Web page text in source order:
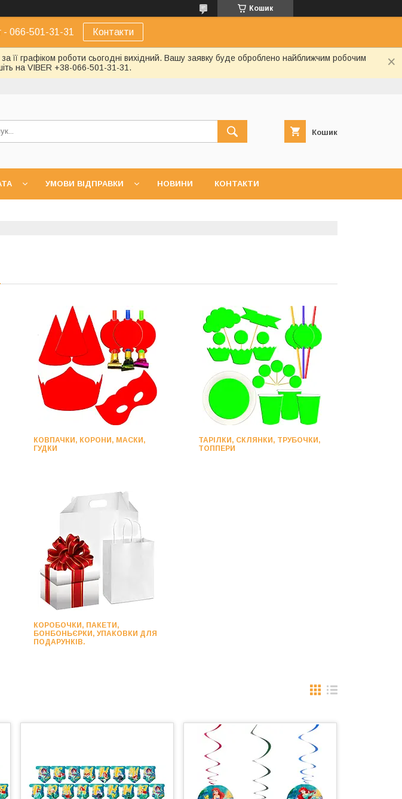
Кошик
- 066-501-31-31 Контакти
її графіком роботи сьогодні вихідний. Вашу заявку буде оброблено найближчим робочим
на VIBER +38-066-501-31-31.
Кошик
УМОВИ ВІДПРАВКИ НОВИНИ КОНТАКТИ
КОВПАЧКИ, КОРОНИ, МАСКИ,
ГУДКИ
ТАРІЛКИ, СКЛЯНКИ, ТРУБОЧКИ,
ТОППЕРИ
КОРОБОЧКИ, ПАКЕТИ,
БОНБОНЬЄРКИ, УПАКОВКИ ДЛЯ
ПОДАРУНКІВ.